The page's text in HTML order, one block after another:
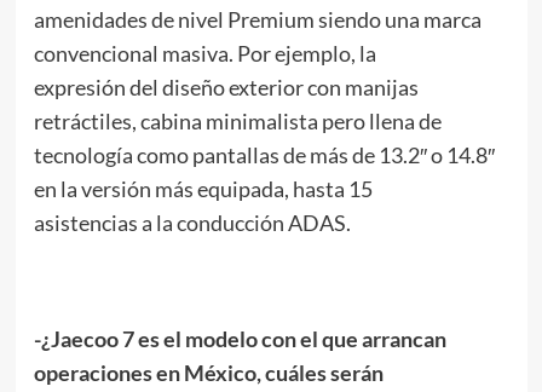
amenidades de nivel Premium siendo una marca
convencional masiva. Por ejemplo, la
expresión del diseño exterior con manijas
retráctiles, cabina minimalista pero llena de
tecnología como pantallas de más de 13.2″ o 14.8″
en la versión más equipada, hasta 15
asistencias a la conducción ADAS.
-¿Jaecoo 7 es el modelo con el que arrancan
operaciones en México, cuáles serán